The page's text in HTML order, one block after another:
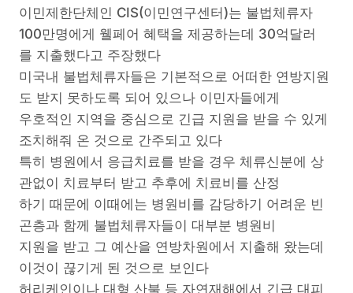
이민제한단체인 CIS(이민연구센터)는 불법체류자
100만명에게 웰페어 혜택을 제공하는데 30억달러
를 지출했다고 주장했다
미국내 불법체류자들은 기본적으로 어떠한 연방지원
도 받지 못하도록 되어 있으나 이민자들에게
우호적인 지역을 중심으로 긴급 지원을 받을 수 있게
조치해줘 온 것으로 간주되고 있다
특히 병원에서 응급치료를 받을 경우 체류신분에 상
관없이 치료부터 받고 추후에 치료비를 산정
하기 때문에 이때에는 병원비를 감당하기 어려운 빈
곤층과 함께 불법체류자들이 대부분 병원비
지원을 받고 그 예산을 연방차원에서 지출해 왔는데
이것이 끊기게 된 것으로 보인다
허리케인이나 대형 산불 등 자연재해에서 긴급 대피